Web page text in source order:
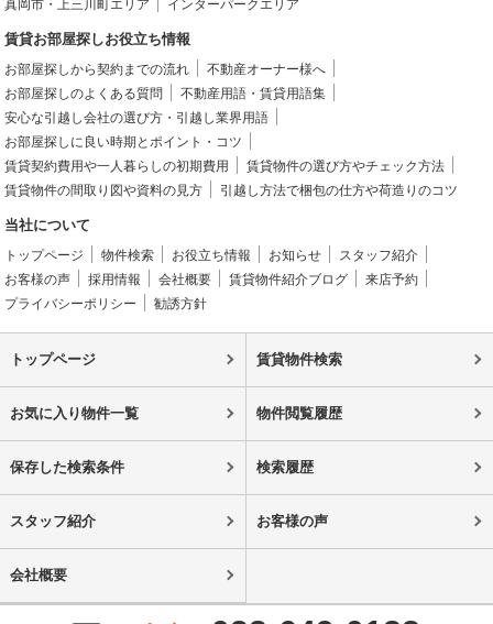
真岡市・上三川町エリア
インターパークエリア
賃貸お部屋探しお役立ち情報
お部屋探しから契約までの流れ
不動産オーナー様へ
お部屋探しのよくある質問
不動産用語・賃貸用語集
安心な引越し会社の選び方・引越し業界用語
お部屋探しに良い時期とポイント・コツ
賃貸契約費用や一人暮らしの初期費用
賃貸物件の選び方やチェック方法
賃貸物件の間取り図や資料の見方
引越し方法で梱包の仕方や荷造りのコツ
当社について
トップページ 物件検索 お役立ち情報 お知らせ
スタッフ紹介
お客様の声
採用情報 会社概要 賃貸物件紹介ブログ
来店予約
プライバシーポリシー
勧誘方針
トップページ 賃貸物件検索
お気に入り物件一覧 物件閲覧履歴
保存した検索条件 検索履歴
スタッフ紹介 お客様の声
会社概要